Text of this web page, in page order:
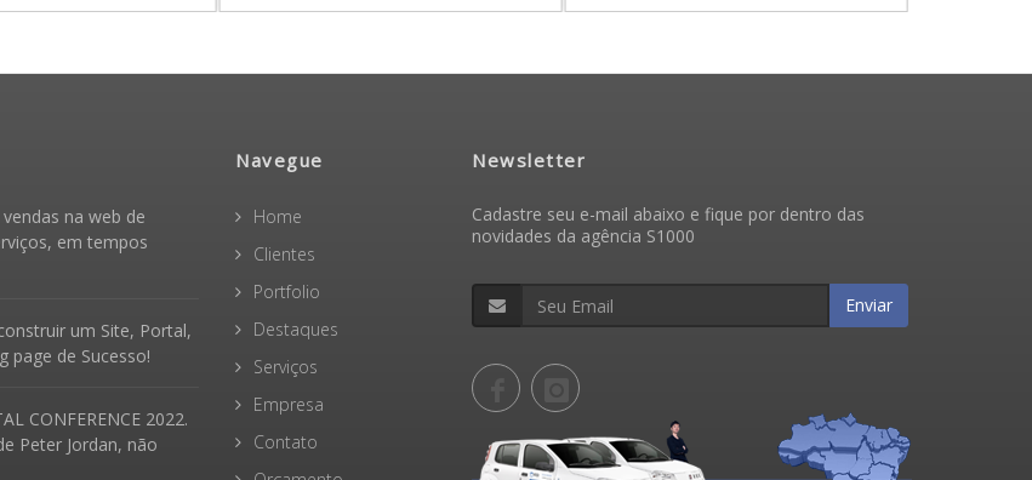
na web de
em tempos
um Site, Portal,
page de Sucesso!
CONFERENCE 2022.
Peter Jordan, não
Navegue
Home
Clientes
Portfolio
Destaques
Serviços
Empresa
Contato
Newsletter
Cadastre seu e-mail abaixo e fique por dentro das
novidades da agência S1000
Enviar